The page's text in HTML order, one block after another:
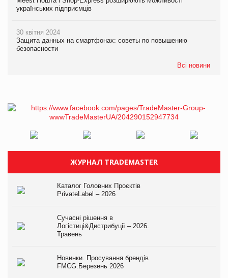
українських підприємців
30 квітня 2024
Защита данных на смартфонах: советы по повышению
безопасности
Всі новини
ЖУРНАЛ TRADEMASTER
Каталог Головних Проєктів
PrivateLabel – 2026
Сучасні рішення в
Логістиці&Дистрибуції – 2026.
Травень
Новинки. Просування брендів
FMCG.Березень 2026